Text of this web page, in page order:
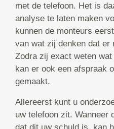
met de telefoon. Het is
analyse te laten maken
kunnen de monteurs
van wat zij denken dat er
Zodra zij exact weten
kan er ook een afspraak
gemaakt.
Allereerst kunt u
uw telefoon zit. Wanneer